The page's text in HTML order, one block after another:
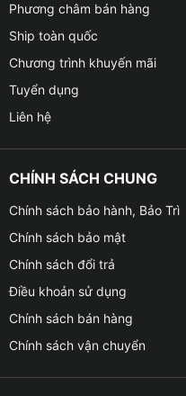
Phương châm bán hàng
Ship toàn quốc
Chương trình khuyến mãi
Tuyển dụng
Liên hệ
CHÍNH SÁCH CHUNG
Chính sách bảo hành, Bảo Trì
Chính sách bảo mật
Chính sách đổi trả
Điều khoản sử dụng
Chính sách bán hàng
Chính sách vận chuyển